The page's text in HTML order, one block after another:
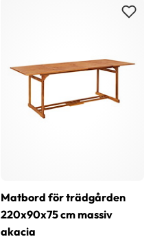
Matbord för trädgården
220x90x75 cm massiv
akacia